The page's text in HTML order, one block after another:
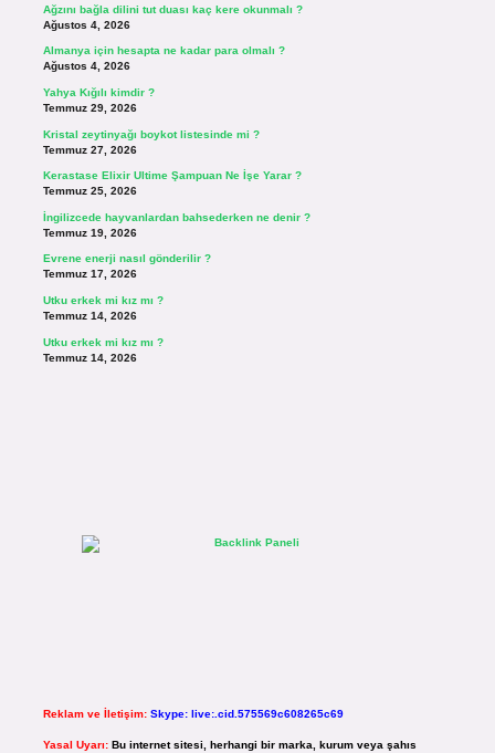
Ağzını bağla dilini tut duası kaç kere okunmalı ?
Ağustos 4, 2026
Almanya için hesapta ne kadar para olmalı ?
Ağustos 4, 2026
Yahya Kığılı kimdir ?
Temmuz 29, 2026
Kristal zeytinyağı boykot listesinde mi ?
Temmuz 27, 2026
Kerastase Elixir Ultime Şampuan Ne İşe Yarar ?
Temmuz 25, 2026
İngilizcede hayvanlardan bahsederken ne denir ?
Temmuz 19, 2026
Evrene enerji nasıl gönderilir ?
Temmuz 17, 2026
Utku erkek mi kız mı ?
Temmuz 14, 2026
Utku erkek mi kız mı ?
Temmuz 14, 2026
Reklam ve İletişim: Skype: live:.cid.575569c608265c69
Yasal Uyarı: Bu internet sitesi, herhangi bir marka, kurum veya şahıs